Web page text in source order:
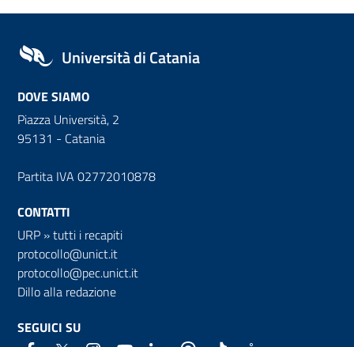
Università di Catania
DOVE SIAMO
Piazza Università, 2
95131 - Catania
Partita IVA 02772010878
CONTATTI
URP »tutti i recapiti
protocollo@unict.it
protocollo@pec.unict.it
Dillo alla redazione
SEGUICI SU